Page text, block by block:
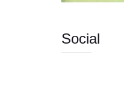
Social